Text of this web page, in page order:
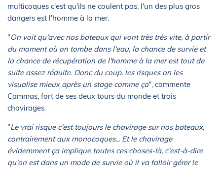
multicoques c'est qu'ils ne coulent pas, l'un des plus gros
dangers est l'homme à la mer.
"On voit qu'avec nos bateaux qui vont très très vite, à partir
du moment où on tombe dans l'eau, la chance de survie et
la chance de récupération de l'homme à la mer est tout de
suite assez réduite. Donc du coup, les risques on les
visualise mieux après un stage comme ça", commente
Cammas, fort de ses deux tours du monde et trois
chavirages.
"Le vrai risque c'est toujours le chavirage sur nos bateaux,
contrairement aux monocoques... Et le chavirage
évidemment ça implique toutes ces choses-là, c'est-à-dire
qu'on est dans un mode de survie où il va falloir gérer le